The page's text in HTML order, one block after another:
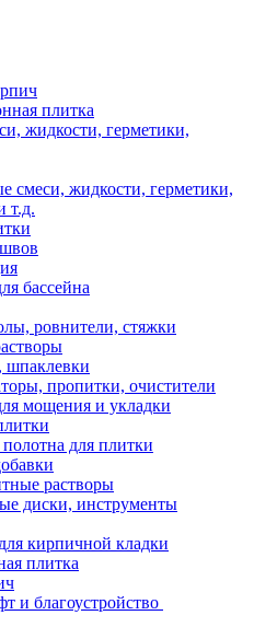
плитка
жидкости, герметики,
смеси, жидкости, герметики,
т.д.
бассейна
ровнители, стяжки
шпаклевки
пропитки, очистители
мощения и укладки
для плитки
растворы
диски, инструменты
кирпичной кладки
плитка
и благоустройство